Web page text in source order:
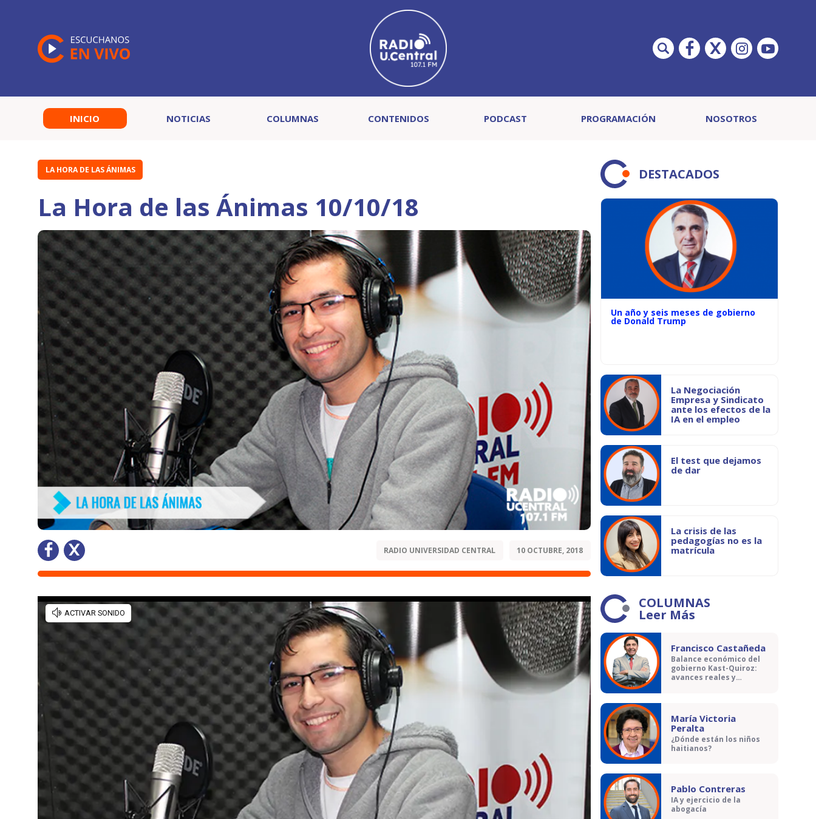
INICIO NOTICIAS COLUMNAS CONTENIDOS PODCAST PROGRAMACIÓN NOSOTROS
LA HORA DE LAS ÁNIMAS
La Hora de las Ánimas 10/10/18
RADIO UNIVERSIDAD CENTRAL 10 OCTUBRE, 2018
DESTACADOS
Un año y seis meses de gobierno
de Donald Trump
La Negociación
Empresa y Sindicato
ante los efectos de la
IA en el empleo
El test que dejamos
de dar
La crisis de las
pedagogías no es la
matrícula
COLUMNAS
Leer Más
Francisco Castañeda
Balance económico del
gobierno Kast-Quiroz:
avances reales y
María Victoria
Peralta
¿Dónde están los niños
haitianos?
Pablo Contreras
IA y ejercicio de la
abogacía